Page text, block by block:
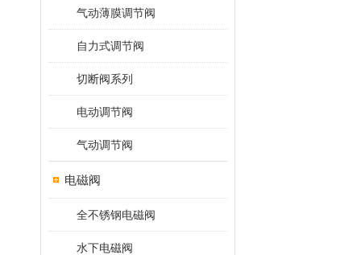
气动薄膜调节阀
自力式调节阀
切断阀系列
电动调节阀
气动调节阀
电磁阀
全不锈钢电磁阀
水下电磁阀